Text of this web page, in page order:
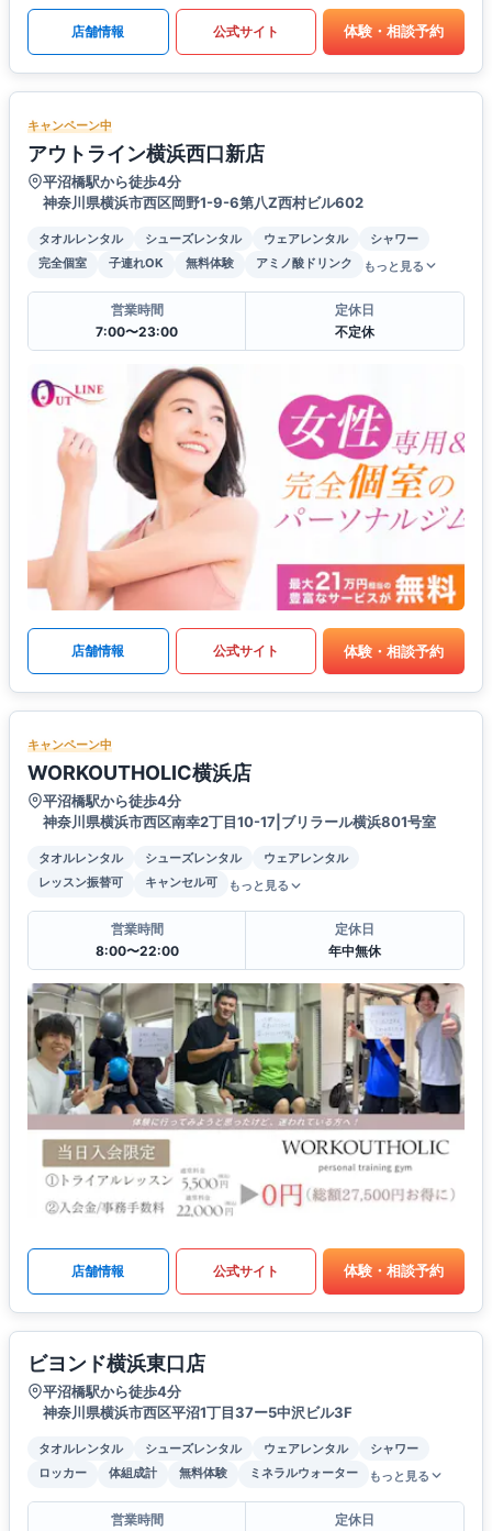
店舗情報 公式サイト 体験・相談予約
キャンペーン中
アウトライン横浜西口新店
平沼橋駅から徒歩4分
神奈川県横浜市西区岡野1-9-6第八Z西村ビル602
タオルレンタル シューズレンタル ウェアレンタル
シャワー
完全個室
子連れOK 無料体験 アミノ酸ドリンク もっと見る
営業時間
7:00〜23:00
定休日
不定休
店舗情報 公式サイト 体験・相談予約
キャンペーン中
WORKOUTHOLIC横浜店
平沼橋駅から徒歩4分
神奈川県横浜市西区南幸2丁目10-17|ブリラール横浜801号室
タオルレンタル シューズレンタル
ウェアレンタル
レッスン振替可
キャンセル可 もっと見る
営業時間
8:00〜22:00
定休日
年中無休
店舗情報 公式サイト 体験・相談予約
ビヨンド横浜東口店
平沼橋駅から徒歩4分
神奈川県横浜市西区平沼1丁目37ー5中沢ビル3F
タオルレンタル シューズレンタル ウェアレンタル
シャワー
ロッカー
体組成計 無料体験 ミネラルウォーター もっと見る
営業時間
定休日